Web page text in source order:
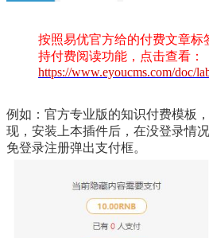
按照易优官方给的付费文章标
持付费阅读功能，点击查看：
https://www.eyoucms.com/doc/
例如：官方专业版的知识付费模板
现，安装上本插件后，在没登录情
免登录注册弹出支付框。